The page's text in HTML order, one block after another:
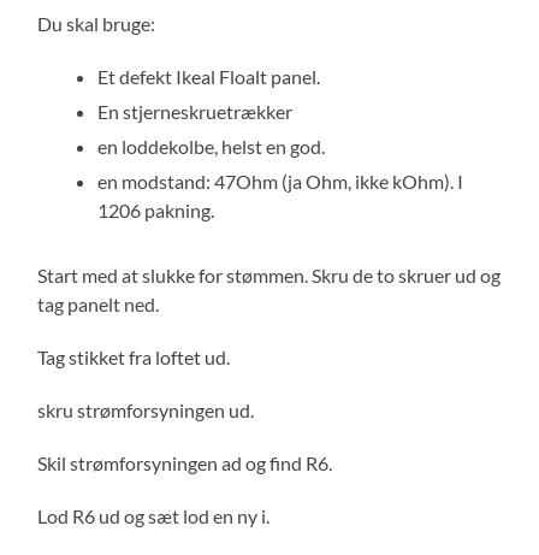
Du skal bruge:
Et defekt Ikeal Floalt panel.
En stjerneskruetrækker
en loddekolbe, helst en god.
en modstand: 47Ohm (ja Ohm, ikke kOhm). I
1206 pakning.
Start med at slukke for stømmen. Skru de to skruer ud og
tag panelt ned.
Tag stikket fra loftet ud.
skru strømforsyningen ud.
Skil strømforsyningen ad og find R6.
Lod R6 ud og sæt lod en ny i.